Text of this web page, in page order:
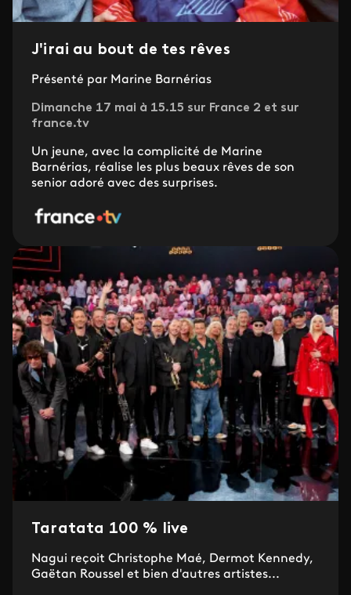
J'irai au bout de tes rêves
Présenté par Marine Barnérias
Dimanche 17 mai à 15.15 sur France 2 et sur
france.tv
Un jeune, avec la complicité de Marine
Barnérias, réalise les plus beaux rêves de son
senior adoré avec des surprises.
Taratata 100 % live
Nagui reçoit Christophe Maé, Dermot Kennedy,
Gaëtan Roussel et bien d'autres artistes...